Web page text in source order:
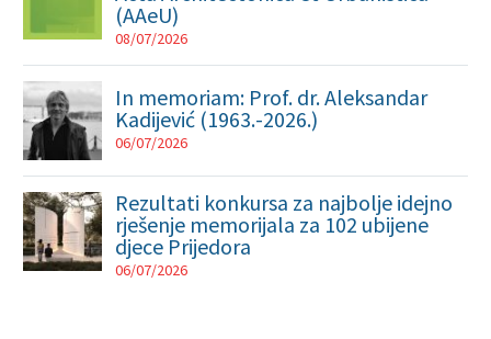
(AAeU)
08/07/2026
In memoriam: Prof. dr. Aleksandar
Kadijević (1963.-2026.)
06/07/2026
Rezultati konkursa za najbolje idejno
rješenje memorijala za 102 ubijene
djece Prijedora
06/07/2026